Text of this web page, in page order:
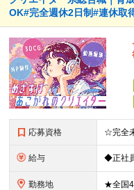
OK#完全週休2日制#連休取
応募資格
給与
勤務地